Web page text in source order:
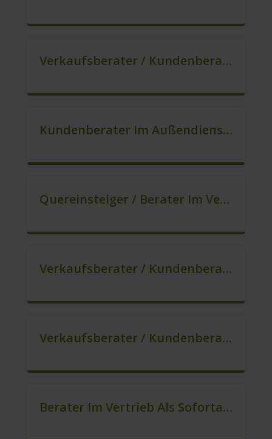
Verkaufsberater / Kundenberater In VZ/TZ (m/w/d)
Kundenberater Im Außendienst – Direktvertrieb (m/w/d)
Quereinsteiger / Berater Im Vertrieb In VZ/TZ (m/w/d)
Verkaufsberater / Kundenberater In VZ/TZ (m/w/d)
Verkaufsberater / Kundenberater, Auch Ohne Ausbildung Möglich (m/w/d)
Berater Im Vertrieb Als Sofortanstellung (m/w/d)